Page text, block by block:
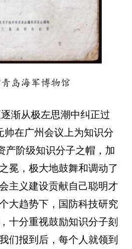
岛海军博物馆
渐从极左思潮中纠正过
帅在广州会议上为知识分
产阶级知识分子之帽，加
冕，极大地鼓舞和调动了
主义建设贡献自己聪明才
大趋势下，国防科技研究
十分重视鼓励知识分子刻
们报到后，每个人就领到